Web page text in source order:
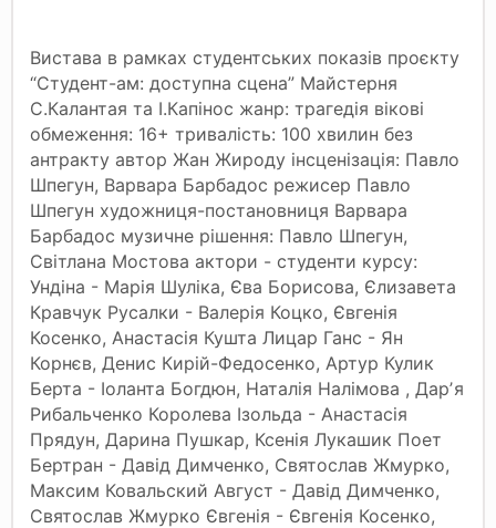
Вистава в рамках студентських показів проєкту
“Студент-ам: доступна сцена” Майстерня
С.Калантая та І.Капінос жанр: трагедія вікові
обмеження: 16+ тривалість: 100 хвилин без
антракту автор Жан Жироду інсценізація: Павло
Шпегун, Варвара Барбадос режисер Павло
Шпегун художниця-постановниця Варвара
Барбадос музичне рішення: Павло Шпегун,
Світлана Мостова актори - студенти курсу:
Ундіна - Марія Шуліка, Єва Борисова, Єлизавета
Кравчук Русалки - Валерія Коцко, Євгенія
Косенко, Анастасія Кушта Лицар Ганс - Ян
Корнєв, Денис Кирій-Федосенко, Артур Кулик
Берта - Іоланта Богдюн, Наталія Налімова , Дарʼя
Рибальченко Королева Ізольда - Анастасія
Прядун, Дарина Пушкар, Ксенія Лукашик Поет
Бертран - Давід Димченко, Святослав Жмурко,
Максим Ковальский Август - Давід Димченко,
Святослав Жмурко Євгенія - Євгенія Косенко,